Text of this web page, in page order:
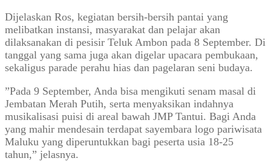
Dijelaskan Ros, kegiatan bersih-bersih pantai yang
melibatkan instansi, masyarakat dan pelajar akan
dilaksanakan di pesisir Teluk Ambon pada 8 September. Di
tanggal yang sama juga akan digelar upacara pembukaan,
sekaligus parade perahu hias dan pagelaran seni budaya.
”Pada 9 September, Anda bisa mengikuti senam masal di
Jembatan Merah Putih, serta menyaksikan indahnya
musikalisasi puisi di areal bawah JMP Tantui. Bagi Anda
yang mahir mendesain terdapat sayembara logo pariwisata
Maluku yang diperuntukkan bagi peserta usia 18-25
tahun,” jelasnya.